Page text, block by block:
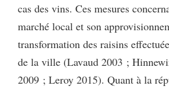
cas des vins. Ces mesures
marché local et son
transformation des raisins
de la ville (Lavaud 2003 ;
2009 ; Leroy 2015). Quant à la